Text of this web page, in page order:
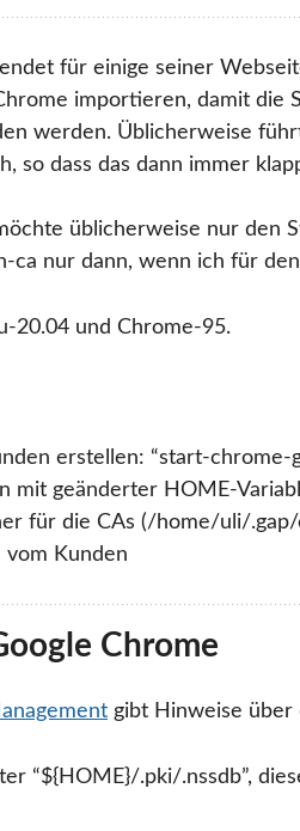
für einige seiner
importieren, damit die
werden. Üblicherweise
so dass das dann immer
üblicherweise nur den
ca nur dann, wenn ich für
20.04 und Chrome-95.
erstellen: “start-chrome-
mit geänderter HOME-
für die CAs (/home/uli/
Kunden
Chrome
gibt Hinweise über
“${HOME}/.pki/.nssdb”,